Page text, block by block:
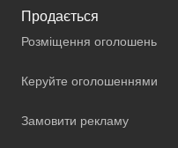
Продається
Розміщення оголошень
Керуйте оголошеннями
Замовити рекламу